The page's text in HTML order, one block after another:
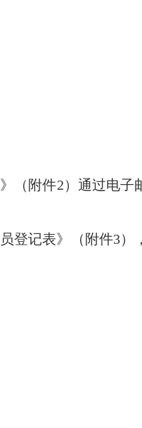
（附件2）通过电子
登记表》（附件3）